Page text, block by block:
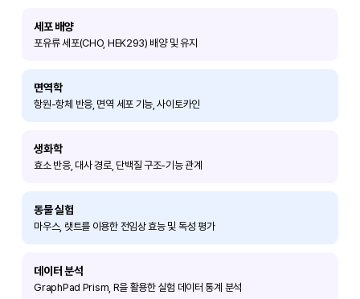
세포 배양
포유류 세포(CHO, HEK293) 배양 및 유지
면역학
항원-항체 반응, 면역 세포 기능, 사이토카인
생화학
효소 반응, 대사 경로, 단백질 구조-기능 관계
동물 실험
마우스, 랫트를 이용한 전임상 효능 및 독성 평가
데이터 분석
GraphPad Prism, R을 활용한 실험 데이터 통계 분석